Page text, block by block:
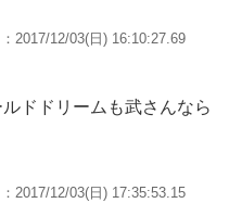
：2017/12/03(日) 16:10:27.69
ドドリームも武さんなら
：2017/12/03(日) 17:35:53.15